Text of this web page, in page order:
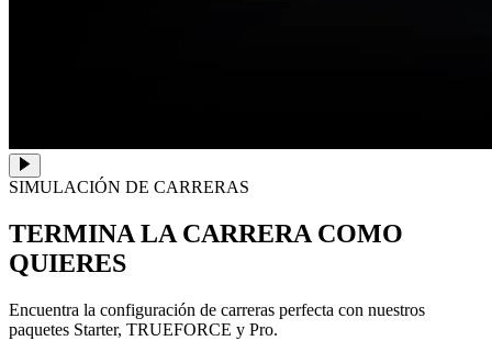
SIMULACIÓN DE CARRERAS
TERMINA LA CARRERACOMO
QUIERES
Encuentra la configuración de carreras perfecta con nuestros
paquetes Starter, TRUEFORCE y Pro.